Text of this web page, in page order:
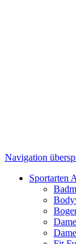
Navigation
Sportarten